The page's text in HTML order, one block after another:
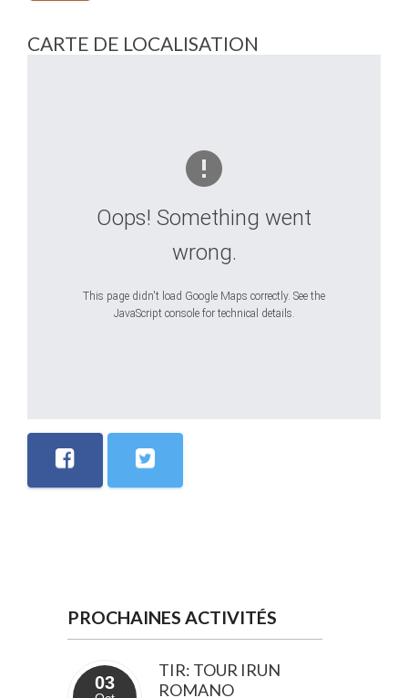
CARTE DE LOCALISATION
Oops! Something went
wrong.
This page didn't load Google Maps correctly. See the
JavaScript console for technical details.
PROCHAINES ACTIVITÉS
03
TIR: TOUR IRUN
ROMANO